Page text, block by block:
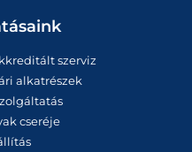
szerviz
alkatrészek
cseréje